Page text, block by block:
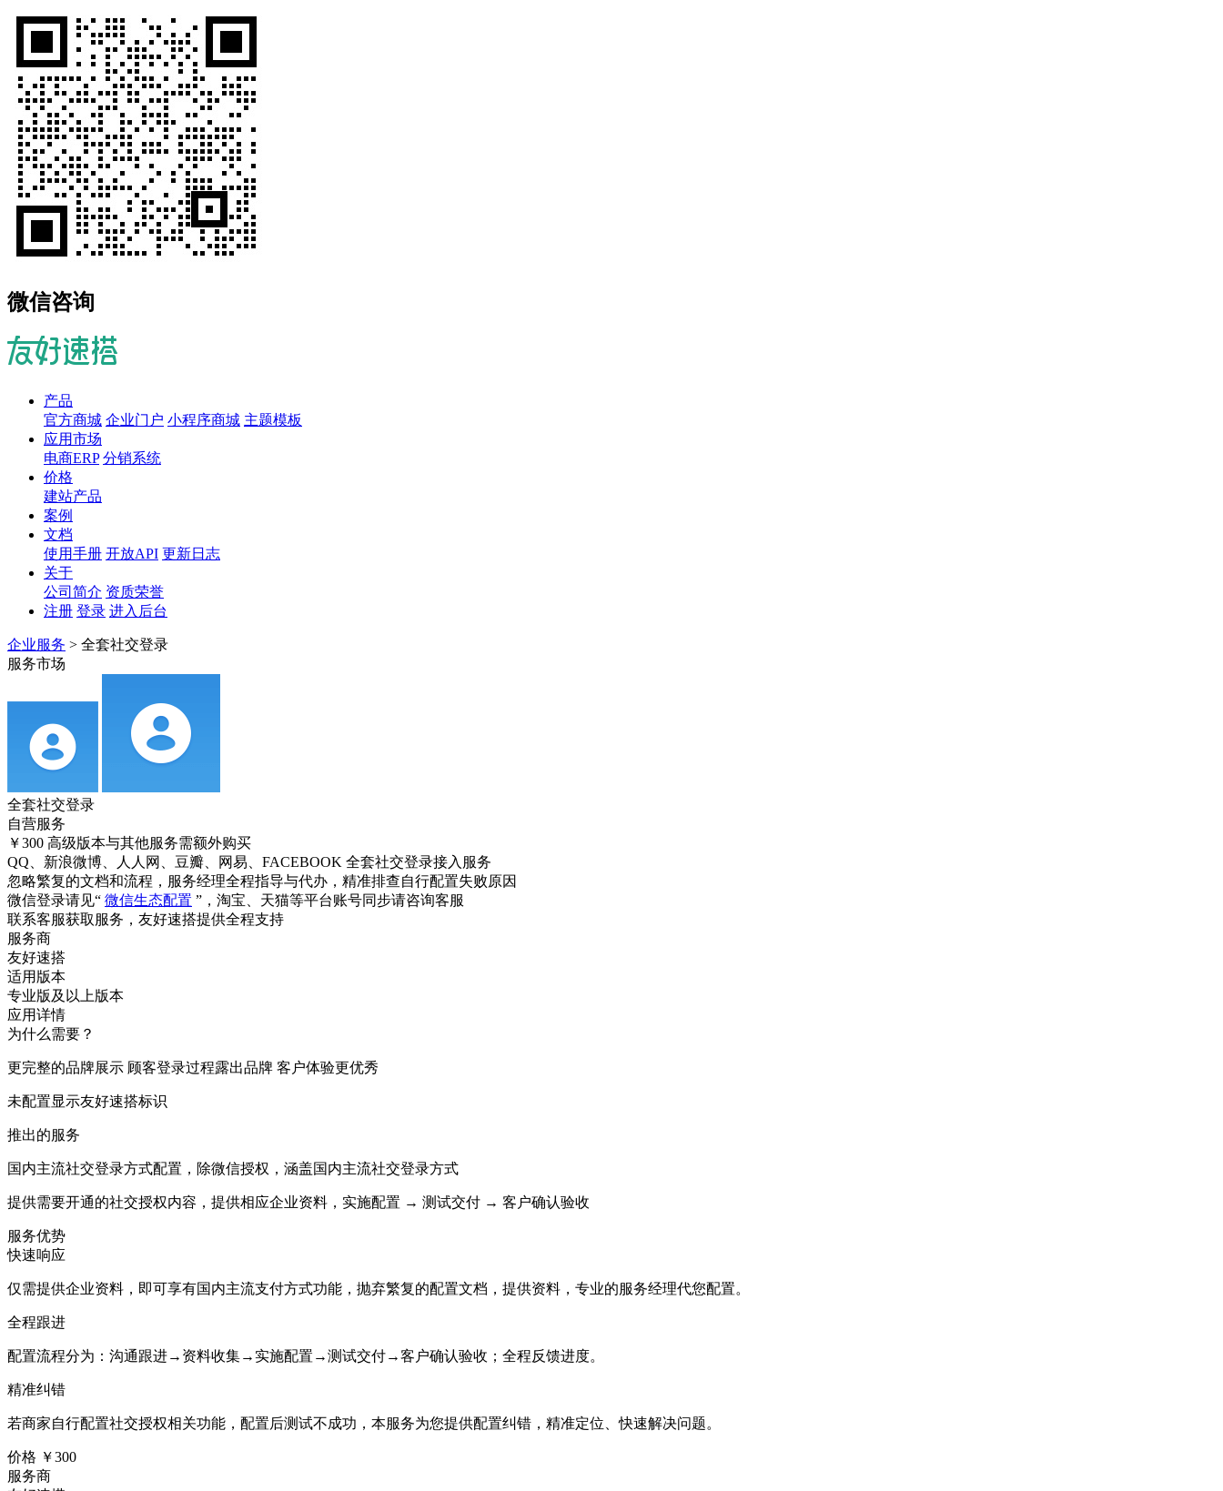
微信咨询
产品
官方商城 企业门户 小程序商城 主题模板
应用市场
电商ERP 分销系统
价格
建站产品
案例
文档
使用手册 开放API 更新日志
关于
公司简介 资质荣誉
注册 登录 进入后台
企业服务 > 全套社交登录
服务市场
全套社交登录
自营服务
￥300 高级版本与其他服务需额外购买
QQ、新浪微博、人人网、豆瓣、网易、FACEBOOK 全套社交登录接入服务
忽略繁复的文档和流程，服务经理全程指导与代办，精准排查自行配置失败原因
微信登录请见“ 微信生态配置 ”，淘宝、天猫等平台账号同步请咨询客服
联系客服获取服务，友好速搭提供全程支持
服务商
友好速搭
适用版本
专业版及以上版本
应用详情
为什么需要？
更完整的品牌展示 顾客登录过程露出品牌 客户体验更优秀
未配置显示友好速搭标识
推出的服务
国内主流社交登录方式配置，除微信授权，涵盖国内主流社交登录方式
提供需要开通的社交授权内容，提供相应企业资料，实施配置 → 测试交付 → 客户确认验收
服务优势
快速响应
仅需提供企业资料，即可享有国内主流支付方式功能，抛弃繁复的配置文档，提供资料，专业的服务经理代您配置。
全程跟进
配置流程分为：沟通跟进→资料收集→实施配置→测试交付→客户确认验收；全程反馈进度。
精准纠错
若商家自行配置社交授权相关功能，配置后测试不成功，本服务为您提供配置纠错，精准定位、快速解决问题。
价格 ￥300
服务商